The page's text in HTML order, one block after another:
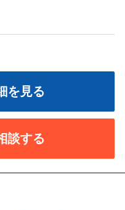
を見る
談する